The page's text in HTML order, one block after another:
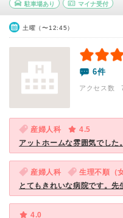
駐車場あり マイナ受付
土曜（〜12:45）
6件
アクセス数
産婦人科
4.5
アットホームな雰囲気でした。
産婦人科 生理不順（
とてもきれいな病院です。先
4.0